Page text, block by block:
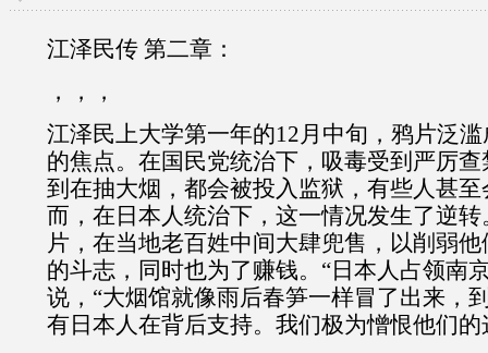
江泽民传 第二章：
，，，
江泽民上大学第一年的12月中旬，鸦片泛
的焦点。在国民党统治下，吸毒受到严厉
到在抽大烟，都会被投入监狱，有些人甚
而，在日本人统治下，这一情况发生了逆
片，在当地老百姓中间大肆兜售，以削弱
的斗志，同时也为了赚钱。“日本人占领南
说，“大烟馆就像雨后春笋一样冒了出来，
有日本人在背后支持。我们极为憎恨他们的